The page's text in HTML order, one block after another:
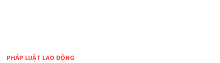
PHÁP LUẬT LAO ĐỘNG